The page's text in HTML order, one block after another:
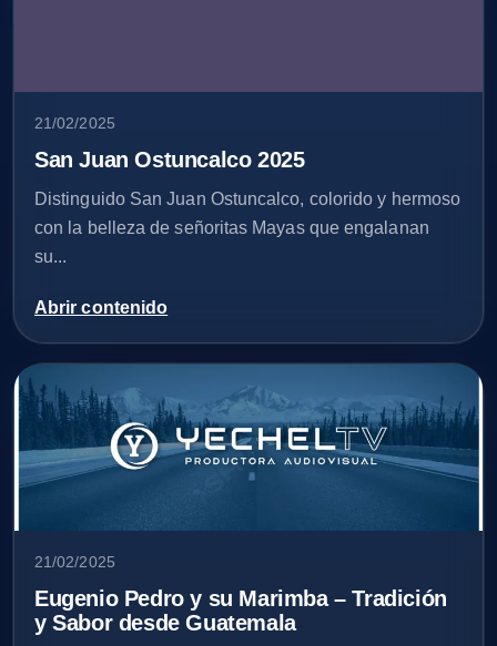
21/02/2025
San Juan Ostuncalco 2025
Distinguido San Juan Ostuncalco, colorido y hermoso
con la belleza de señoritas Mayas que engalanan
su...
Abrir contenido
21/02/2025
Eugenio Pedro y su Marimba – Tradición
y Sabor desde Guatemala